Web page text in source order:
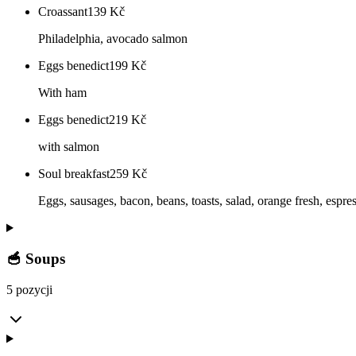
Croassant139 Kč
Philadelphia, avocado salmon
Eggs benedict199 Kč
With ham
Eggs benedict219 Kč
with salmon
Soul breakfast259 Kč
Eggs, sausages, bacon, beans, toasts, salad, orange fresh,
🥣 Soups
5 pozycji